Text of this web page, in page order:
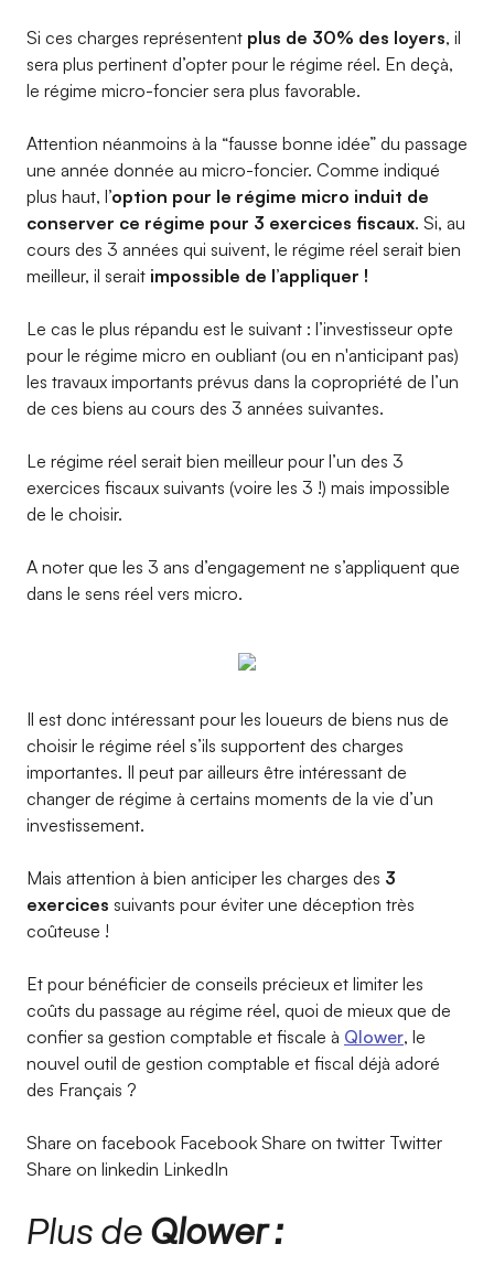
Si ces charges représentent plus de 30% des loyers, il
sera plus pertinent d’opter pour le régime réel. En deçà,
le régime micro-foncier sera plus favorable.
Attention néanmoins à la “fausse bonne idée” du passage
une année donnée au micro-foncier. Comme indiqué
plus haut, l’option pour le régime micro induit de
conserver ce régime pour 3 exercices fiscaux. Si, au
cours des 3 années qui suivent, le régime réel serait bien
meilleur, il serait impossible de l’appliquer !
Le cas le plus répandu est le suivant : l’investisseur opte
pour le régime micro en oubliant (ou en n'anticipant pas)
les travaux importants prévus dans la copropriété de l’un
de ces biens au cours des 3 années suivantes.
Le régime réel serait bien meilleur pour l’un des 3
exercices fiscaux suivants (voire les 3 !) mais impossible
de le choisir.
A noter que les 3 ans d’engagement ne s’appliquent que
dans le sens réel vers micro.
Il est donc intéressant pour les loueurs de biens nus de
choisir le régime réel s’ils supportent des charges
importantes. Il peut par ailleurs être intéressant de
changer de régime à certains moments de la vie d’un
investissement.
Mais attention à bien anticiper les charges des 3
exercices suivants pour éviter une déception très
coûteuse !
Et pour bénéficier de conseils précieux et limiter les
coûts du passage au régime réel, quoi de mieux que de
confier sa gestion comptable et fiscale à Qlower, le
nouvel outil de gestion comptable et fiscal déjà adoré
des Français ?
Share on facebook Facebook Share on twitter Twitter
Share on linkedin LinkedIn
Plus de Qlower :